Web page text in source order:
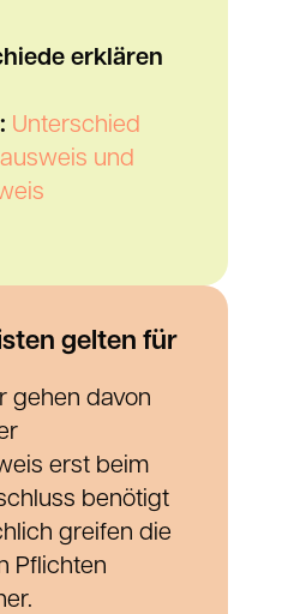
erklären
Unterschied
und
gelten für
gehen davon
erst beim
benötigt
greifen die
Pflichten